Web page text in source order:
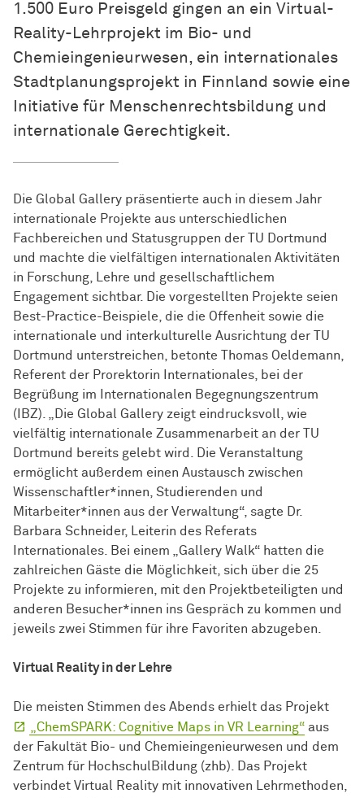
1.500 Euro Preisgeld gingen an ein Virtual-
Reality-Lehrprojekt im Bio- und
Chemieingenieurwesen, ein internationales
Stadtplanungsprojekt in Finnland sowie eine
Initiative für Menschenrechtsbildung und
internationale Gerechtigkeit.
Die Global Gallery präsentierte auch in diesem Jahr
internationale Projekte aus unterschiedlichen
Fachbereichen und Statusgruppen der TU Dortmund
und machte die vielfältigen internationalen Aktivitäten
in Forschung, Lehre und gesellschaftlichem
Engagement sichtbar. Die vorgestellten Projekte seien
Best-Practice-Beispiele, die die Offenheit sowie die
internationale und interkulturelle Ausrichtung der TU
Dortmund unterstreichen, betonte Thomas Oeldemann,
Referent der Prorektorin Internationales, bei der
Begrüßung im Internationalen Begegnungszentrum
(IBZ). „Die Global Gallery zeigt eindrucksvoll, wie
vielfältig internationale Zusammenarbeit an der TU
Dortmund bereits gelebt wird. Die Veranstaltung
ermöglicht außerdem einen Austausch zwischen
Wissen­schaft­ler*innen , Studierenden und
Mitarbeiter*innen aus der Verwaltung“, sagte Dr.
Barbara Schneider, Leiterin des Referats
Internationales. Bei einem „Gallery Walk“ hatten die
zahlreichen Gäste die Möglichkeit, sich über die 25
Projekte zu informieren, mit den Projektbeteiligten und
anderen Besucher*innen ins Gespräch zu kommen und
jeweils zwei Stimmen für ihre Favoriten abzugeben.
Virtual Reality in der Lehre
Die meisten Stimmen des Abends erhielt das Projekt
„ChemSPARK: Cognitive Maps in VR Learning“ aus
der Fakultät Bio- und Chemieingenieurwesen und dem
Zentrum für HochschulBildung (zhb). Das Projekt
verbindet Virtual Reality mit innovativen Lehrmethoden,